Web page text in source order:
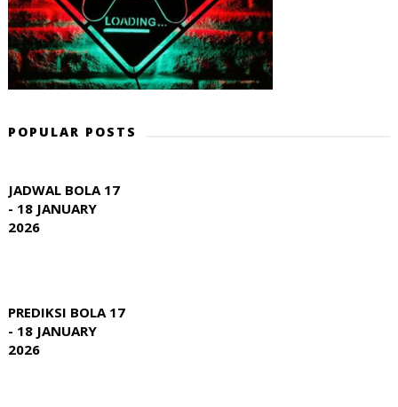
POPULAR POSTS
JADWAL BOLA 17
- 18 JANUARY
2026
PREDIKSI BOLA 17
- 18 JANUARY
2026